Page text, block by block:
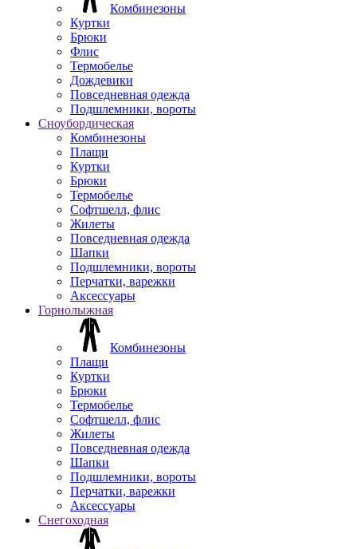
Комбинезоны
Куртки
Брюки
Флис
Термобелье
Дождевики
Повседневная одежда
Подшлемники, вороты
Сноубордическая
Комбинезоны
Плащи
Куртки
Брюки
Термобелье
Софтшелл, флис
Жилеты
Повседневная одежда
Шапки
Подшлемники, вороты
Перчатки, варежки
Аксессуары
Горнолыжная
Комбинезоны
Плащи
Куртки
Брюки
Термобелье
Софтшелл, флис
Жилеты
Повседневная одежда
Шапки
Подшлемники, вороты
Перчатки, варежки
Аксессуары
Снегоходная